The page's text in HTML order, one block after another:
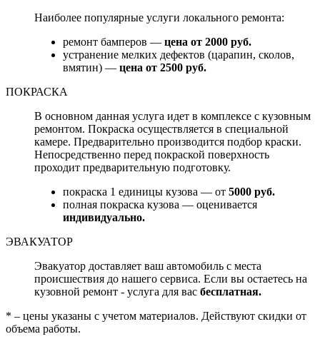
Наиболее популярные услуги локального ремонта:
ремонт бамперов — цена от 2000 руб.
устранение мелких дефектов (царапин, сколов,
вмятин) — цена от 2500 руб.
ПОКРАСКА
В основном данная услуга идет в комплексе с кузовным
ремонтом. Покраска осуществляется в специальной
камере. Предварительно производится подбор краски.
Непосредственно перед покраской поверхность
проходит предварительную подготовку.
покраска 1 единицы кузова — от 5000 руб.
полная покраска кузова — оценивается
индивидуально.
ЭВАКУАТОР
Эвакуатор доставляет ваш автомобиль с места
происшествия до нашего сервиса. Если вы остаетесь на
кузовной ремонт - услуга для вас бесплатная.
* – цены указаны с учетом материалов. Действуют скидки от
объема работы.